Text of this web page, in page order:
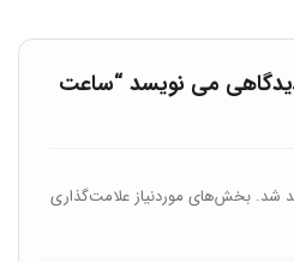
می نویسد “ساعت
شد. بخش‌های موردنیاز علامت‌گذاری